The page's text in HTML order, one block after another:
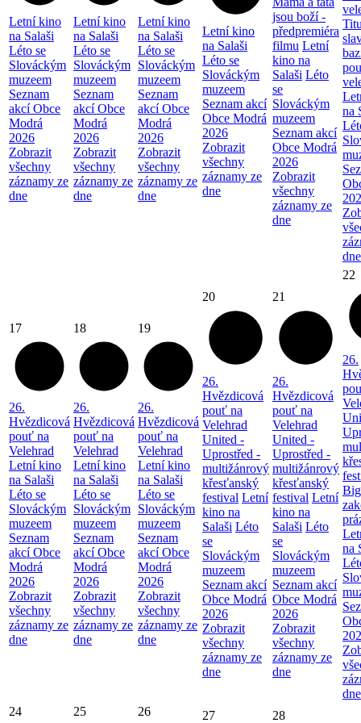
Letní kino
na Salaši
Léto se
Slováckým
muzeem
Seznam
akcí Obce
Modrá
2026
Zobrazit
všechny
záznamy ze
dne
Letní kino
na Salaši
Léto se
Slováckým
muzeem
Seznam
akcí Obce
Modrá
2026
Zobrazit
všechny
záznamy ze
dne
Letní kino
na Salaši
Léto se
Slováckým
muzeem
Seznam
akcí Obce
Modrá
2026
Zobrazit
všechny
záznamy ze
dne
Letní kino
na Salaši
Léto se
Slováckým
muzeem
Seznam akcí
Obce Modrá
2026
Zobrazit
všechny
záznamy ze
dne
jsou boží -
předpremiéra
filmu Letní
kino na
Salaši Léto
se
Slováckým
muzeem
Seznam akcí
Obce Modrá
2026
Zobrazit
všechny
záznamy ze
dne
na
dne
17
26.
Hvězdicová
pouť na
Velehrad
Letní kino
na Salaši
Léto se
Slováckým
muzeem
Seznam
akcí Obce
Modrá
2026
Zobrazit
všechny
záznamy ze
dne
18
26.
Hvězdicová
pouť na
Velehrad
Letní kino
na Salaši
Léto se
Slováckým
muzeem
Seznam
akcí Obce
Modrá
2026
Zobrazit
všechny
záznamy ze
dne
19
26.
Hvězdicová
pouť na
Velehrad
Letní kino
na Salaši
Léto se
Slováckým
muzeem
Seznam
akcí Obce
Modrá
2026
Zobrazit
všechny
záznamy ze
dne
20
26.
Hvězdicová
pouť na
Velehrad
United -
Uprostřed -
multižánrový
křesťanský
festival Letní
kino na
Salaši Léto
se
Slováckým
muzeem
Seznam akcí
Obce Modrá
2026
Zobrazit
všechny
záznamy ze
dne
21
26.
Hvězdicová
pouť na
Velehrad
United -
Uprostřed -
multižánrový
křesťanský
festival Letní
kino na
Salaši Léto
se
Slováckým
muzeem
Seznam akcí
Obce Modrá
2026
Zobrazit
všechny
záznamy ze
dne
22
26.
na
dne
24
25 26 27 28